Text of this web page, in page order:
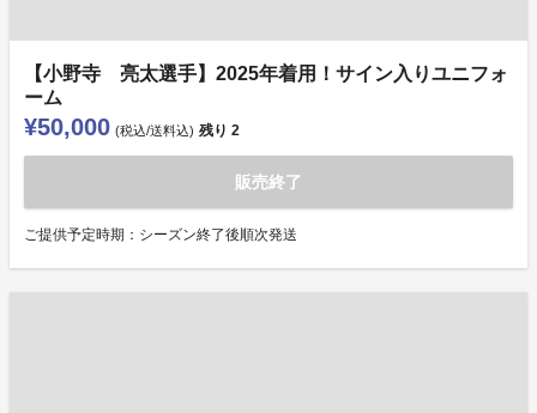
【小野寺 亮太選手】2025年着用！サイン入りユニフォ
ーム
¥50,000 (税込/送料込) 残り 2
販売終了
ご提供予定時期：シーズン終了後順次発送